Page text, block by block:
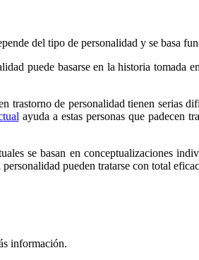
del tipo de personalidad y se basa
puede basarse en la historia tomada
trastorno de personalidad tienen serias
ayuda a estas personas que padecen
se basan en conceptualizaciones
pueden tratarse con total
información.